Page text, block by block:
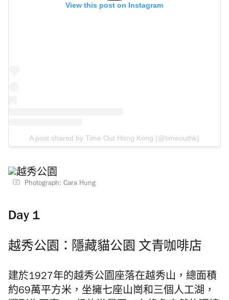
View this post on Instagram
A post shared by Time Out Hong Kong (@timeouthk)
Photograph: Cara Hung
Day 1
越秀公園：隱藏貓公園 文青咖啡店
建於1927年的越秀公園座落在越秀山，總面積
約69萬平方米，坐擁七座山崗和三個人工湖，